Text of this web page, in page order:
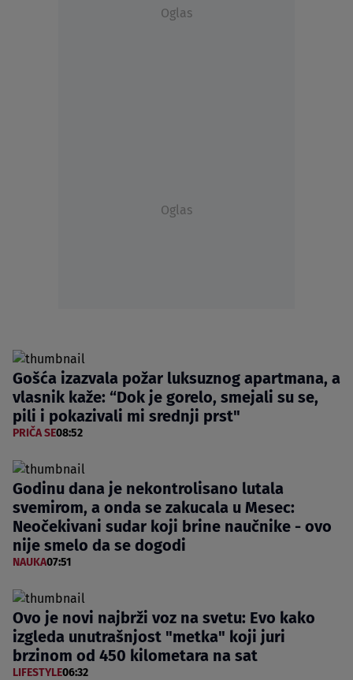
Oglas
Oglas
Gošća izazvala požar luksuznog apartmana, a
vlasnik kaže: “Dok je gorelo, smejali su se,
pili i pokazivali mi srednji prst"
PRIČA SE08:52
Godinu dana je nekontrolisano lutala
svemirom, a onda se zakucala u Mesec:
Neočekivani sudar koji brine naučnike - ovo
nije smelo da se dogodi
NAUKA07:51
Ovo je novi najbrži voz na svetu: Evo kako
izgleda unutrašnjost "metka" koji juri
brzinom od 450 kilometara na sat
LIFESTYLE06:32